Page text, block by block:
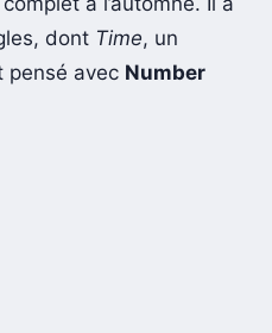
dont Time, un
pensé avec Number